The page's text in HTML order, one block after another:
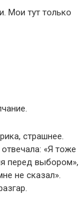
Мои тут только
страшнее.
«Я тоже
перед выбором»,
не сказал».